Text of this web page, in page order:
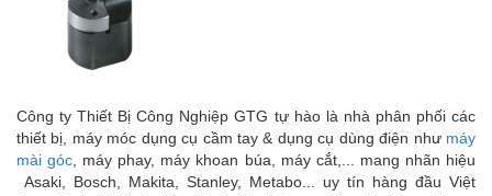
Công ty Thiết Bị Công Nghiệp GTG tự hào là nhà phân phối các
thiết bị, máy móc dụng cụ cầm tay & dụng cụ dùng điện như máy
mài góc , máy phay, máy khoan búa, máy cắt,... mang nhãn hiệu
Asaki, Bosch, Makita, Stanley, Metabo... uy tín hàng đầu Việt